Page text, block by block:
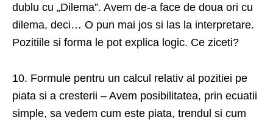
dublu cu „Dilema”. Avem de-a face de doua ori cu
dilema, deci… O pun mai jos si las la interpretare.
Pozitiile si forma le pot explica logic. Ce ziceti?
10. Formule pentru un calcul relativ al pozitiei pe
piata si a cresterii – Avem posibilitatea, prin ecuatii
simple, sa vedem cum este piata, trendul si cum